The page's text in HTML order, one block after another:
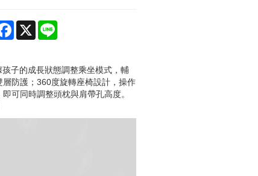
Facebook
X Line
子的成長狀態調整乘坐模式，輔
防護；360度旋轉座椅設計，操作
可同時調整頭枕與肩帶孔高度。